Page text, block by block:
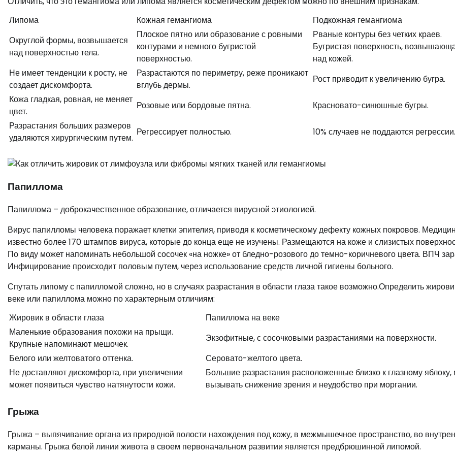
Липома
Кожная гемангиома
Подкожная гемангиома
Округлой формы, возвышается
над поверхностью тела.
Плоское пятно или образование с ровными
контурами и немного бугристой
поверхностью.
Рваные контуры без четких краев.
Бугристая поверхность,
над кожей.
Не имеет тенденции к росту, не
создает дискомфорта.
Разрастаются по периметру, реже проникают
вглубь дермы.
Рост приводит к увеличению бугра.
Кожа гладкая, ровная, не меняет
цвет.
Розовые или бордовые пятна.
Красновато-синюшные бугры.
Разрастания больших размеров
удаляются хирургическим путем.
Регрессирует полностью. 10% случаев не поддаются регрессии.
Папиллома
Папиллома – доброкачественное образование, отличается вирусной этиологией.
Вирус папилломы человека поражает клетки эпителия, приводя к косметическому дефекту кожных покровов.
известно более 170 штампов вируса, которые до конца еще не изучены. Размещаются на коже и слизистых
По виду может напоминать небольшой сосочек «на ножке» от бледно-розового до темно-коричневого цвета. ВПЧ
Инфицирование происходит половым путем, через использование средств личной гигиены больного.
Спутать липому с папилломой сложно, но в случаях разрастания в области глаза такое возможно.Определить
веке или папиллома можно по характерным отличиям:
Жировик в области глаза
Папиллома на веке
Маленькие образования похожи на прыщи.
Крупные напоминают мешочек.
Экзофитные, с сосочковыми разрастаниями на поверхности.
Белого или желтоватого оттенка.
Серовато-желтого цвета.
Не доставляют дискомфорта, при увеличении
может появиться чувство натянутости кожи.
Большие разрастания расположенные близко к глазному яблоку,
вызывать снижение зрения и неудобство при моргании.
Грыжа
Грыжа – выпячивание органа из природной полости нахождения под кожу, в межмышечное пространство, во
карманы. Грыжа белой линии живота в своем первоначальном развитии является предбрюшинной липомой.